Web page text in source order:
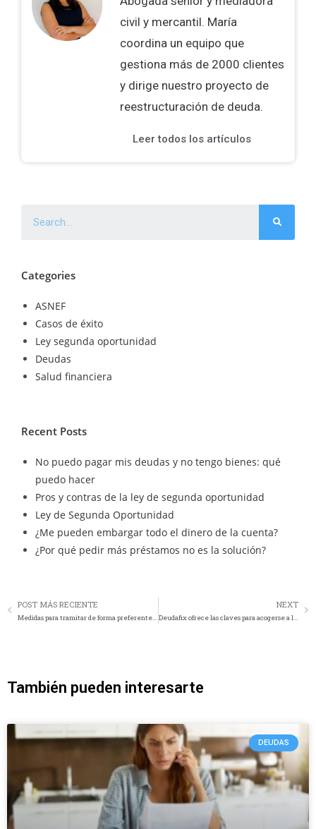
civil y mercantil. María
coordina un equipo que
gestiona más de 2000 clientes
y dirige nuestro proyecto de
reestructuración de deuda.
Leer todos los artículos
Categories
ASNEF
Casos de éxito
Ley segunda oportunidad
Deudas
Salud financiera
Recent Posts
No puedo pagar mis deudas y no tengo bienes: qué
puedo hacer
Pros y contras de la ley de segunda oportunidad
Ley de Segunda Oportunidad
¿Me pueden embargar todo el dinero de la cuenta?
¿Por qué pedir más préstamos no es la solución?
POST MÁS RECIENTE NEXT
También pueden interesarte
DEUDAS